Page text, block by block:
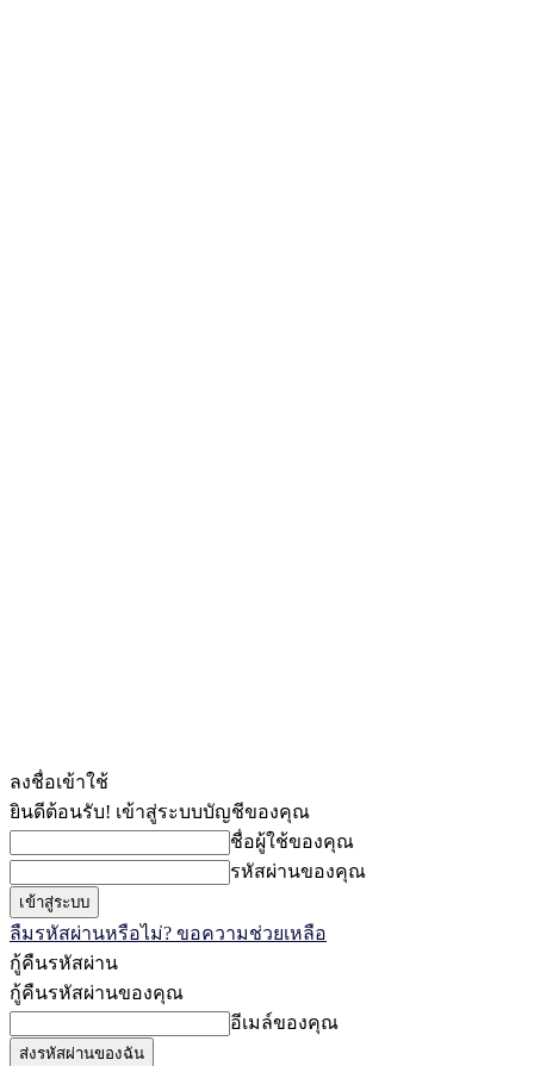
ลงชื่อเข้าใช้
ยินดีต้อนรับ! เข้าสู่ระบบบัญชีของคุณ
ชื่อผู้ใช้ของคุณ
รหัสผ่านของคุณ
ลืมรหัสผ่านหรือไม่? ขอความช่วยเหลือ
กู้คืนรหัสผ่าน
กู้คืนรหัสผ่านของคุณ
อีเมล์ของคุณ